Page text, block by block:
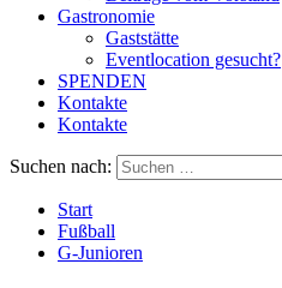
Gastronomie
Gaststätte
Eventlocation gesucht?
SPENDEN
Kontakte
Kontakte
Suchen nach:
Start
Fußball
G-Junioren